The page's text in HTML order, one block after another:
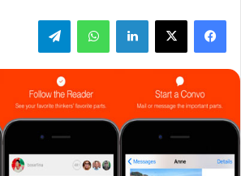
فيسبوك لينكدإن واتساب